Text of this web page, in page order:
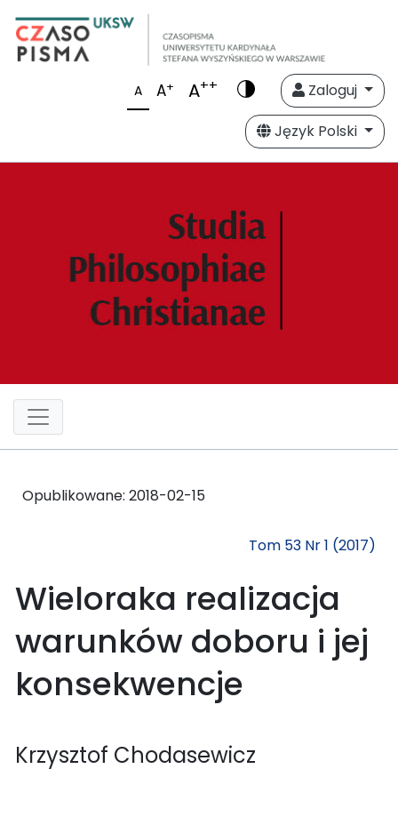
A A+ A++
Zaloguj
Język Polski
Opublikowane: 2018-02-15
Tom 53 Nr 1 (2017)
Wieloraka realizacja
warunków doboru i jej
konsekwencje
Krzysztof Chodasewicz